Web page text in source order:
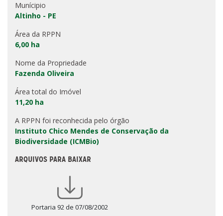
Munícipio
Altinho - PE
Área da RPPN
6,00 ha
Nome da Propriedade
Fazenda Oliveira
Área total do Imóvel
11,20 ha
A RPPN foi reconhecida pelo órgão
Instituto Chico Mendes de Conservação da
Biodiversidade (ICMBio)
ARQUIVOS PARA BAIXAR
Portaria 92 de 07/08/2002